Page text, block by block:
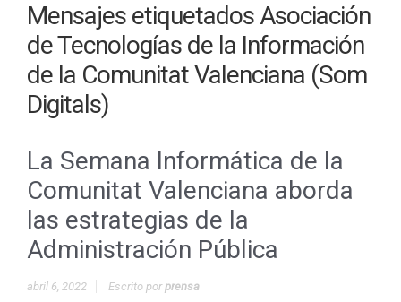
Mensajes etiquetados Asociación
de Tecnologías de la Información
de la Comunitat Valenciana (Som
Digitals)
La Semana Informática de la
Comunitat Valenciana aborda
las estrategias de la
Administración Pública
abril 6, 2022 Escrito porprensa